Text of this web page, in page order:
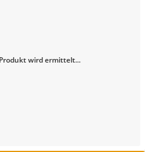
wird ermittelt...